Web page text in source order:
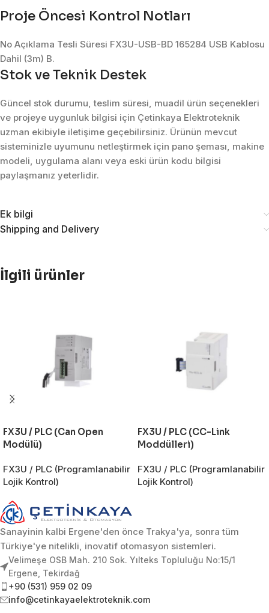
Proje Öncesi Kontrol Notları
No Açıklama Tesli Süresi FX3U-USB-BD 165284 USB Kablosu
Dahil (3m) B.
Stok ve Teknik Destek
Güncel stok durumu, teslim süresi, muadil ürün seçenekleri
ve projeye uygunluk bilgisi için Çetinkaya Elektroteknik
uzman ekibiyle iletişime geçebilirsiniz. Ürünün mevcut
sisteminizle uyumunu netleştirmek için pano şeması, makine
modeli, uygulama alanı veya eski ürün kodu bilgisi
paylaşmanız yeterlidir.
Ek bilgi
Shipping and Delivery
İlgili ürünler
FX3U / PLC (Can Open
Modülü)
FX3U / PLC (Programlanabilir
Lojik Kontrol)
FX3U / PLC (CC-Link
Moddülleri)
FX3U / PLC (Programlanabilir
Lojik Kontrol)
Sanayinin kalbi Ergene'den önce Trakya'ya, sonra tüm
Türkiye'ye nitelikli, inovatif otomasyon sistemleri.
Velimeşe OSB Mah. 210 Sok. Yılteks Topluluğu No:15/1
Ergene, Tekirdağ
+90 (531) 959 02 09
info@cetinkayaelektroteknik.com